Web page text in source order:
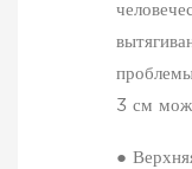
3 см
●